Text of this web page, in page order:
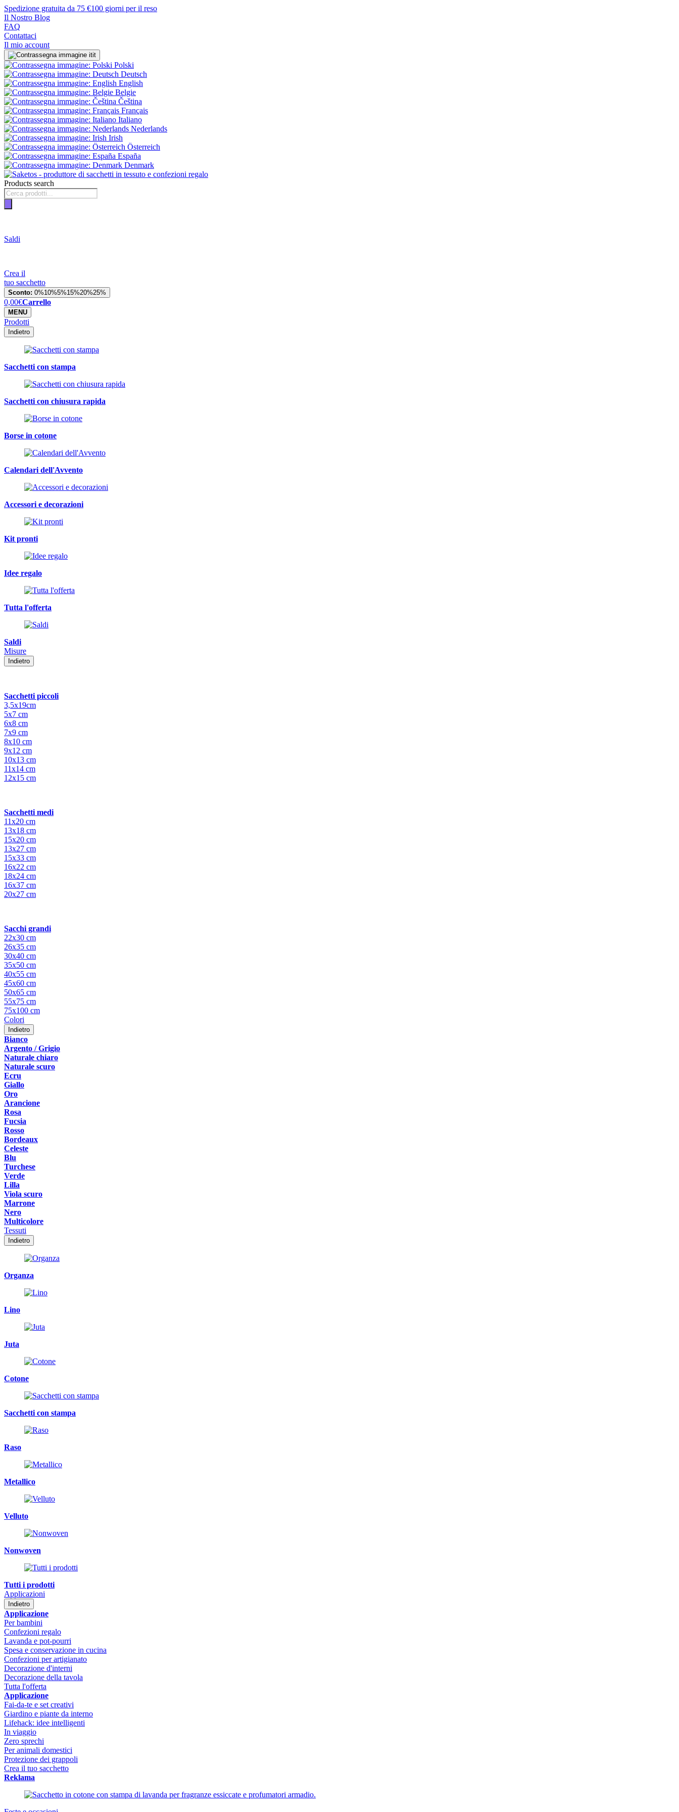
Spedizione gratuita da 75 €100 giorni per il reso
Il Nostro Blog
FAQ
Contattaci
Il mio account
it
Polski
Deutsch
English
Belgie
Čeština
Français
Italiano
Nederlands
Irish
Österreich
España
Denmark
Products search
Saldi
Crea il
tuo sacchetto
Sconto: 0%10%5%15%20%25%
0,00€Carrello
MENU
Prodotti
Indietro
Sacchetti con stampa
Sacchetti con chiusura rapida
Borse in cotone
Calendari dell'Avvento
Accessori e decorazioni
Kit pronti
Idee regalo
Tutta l'offerta
Saldi
Misure
Indietro
Sacchetti piccoli
3,5x19cm
5x7 cm
6x8 cm
7x9 cm
8x10 cm
9x12 cm
10x13 cm
11x14 cm
12x15 cm
Sacchetti medi
11x20 cm
13x18 cm
15x20 cm
13x27 cm
15x33 cm
16x22 cm
18x24 cm
16x37 cm
20x27 cm
Sacchi grandi
22x30 cm
26x35 cm
30x40 cm
35x50 cm
40x55 cm
45x60 cm
50x65 cm
55x75 cm
75x100 cm
Colori
Indietro
Bianco
Argento / Grigio
Naturale chiaro
Naturale scuro
Ecru
Giallo
Oro
Arancione
Rosa
Fucsia
Rosso
Bordeaux
Celeste
Blu
Turchese
Verde
Lilla
Viola scuro
Marrone
Nero
Multicolore
Tessuti
Indietro
Organza
Lino
Juta
Cotone
Sacchetti con stampa
Raso
Metallico
Velluto
Nonwoven
Tutti i prodotti
Applicazioni
Indietro
Applicazione
Per bambini
Confezioni regalo
Lavanda e pot-pourri
Spesa e conservazione in cucina
Confezioni per artigianato
Decorazione d'interni
Decorazione della tavola
Tutta l'offerta
Applicazione
Fai-da-te e set creativi
Giardino e piante da interno
Lifehack: idee intelligenti
In viaggio
Zero sprechi
Per animali domestici
Protezione dei grappoli
Crea il tuo sacchetto
Reklama